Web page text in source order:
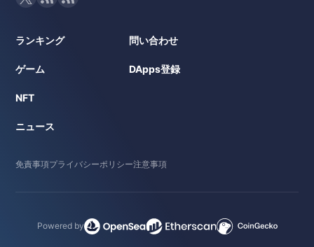
ランキング
ゲーム
NFT
ニュース
問い合わせ
DApps登録
免責事項プライバシーポリシー注意事項
Powered by